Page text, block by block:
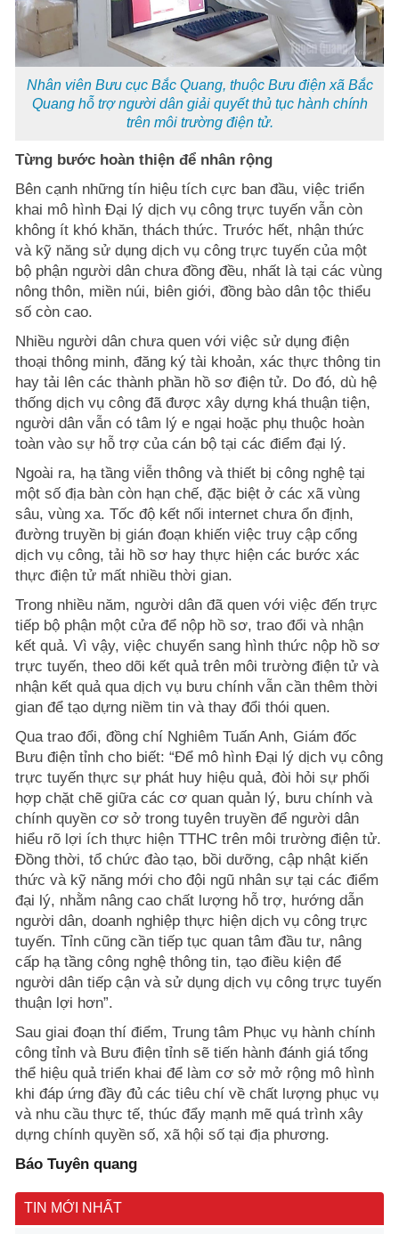
Nhân viên Bưu cục Bắc Quang, thuộc Bưu điện xã Bắc
Quang hỗ trợ người dân giải quyết thủ tục hành chính
trên môi trường điện tử.
Từng bước hoàn thiện để nhân rộng
Bên cạnh những tín hiệu tích cực ban đầu, việc triển
khai mô hình Đại lý dịch vụ công trực tuyến vẫn còn
không ít khó khăn, thách thức. Trước hết, nhận thức
và kỹ năng sử dụng dịch vụ công trực tuyến của một
bộ phận người dân chưa đồng đều, nhất là tại các vùng
nông thôn, miền núi, biên giới, đồng bào dân tộc thiểu
số còn cao.
Nhiều người dân chưa quen với việc sử dụng điện
thoại thông minh, đăng ký tài khoản, xác thực thông tin
hay tải lên các thành phần hồ sơ điện tử. Do đó, dù hệ
thống dịch vụ công đã được xây dựng khá thuận tiện,
người dân vẫn có tâm lý e ngại hoặc phụ thuộc hoàn
toàn vào sự hỗ trợ của cán bộ tại các điểm đại lý.
Ngoài ra, hạ tầng viễn thông và thiết bị công nghệ tại
một số địa bàn còn hạn chế, đặc biệt ở các xã vùng
sâu, vùng xa. Tốc độ kết nối internet chưa ổn định,
đường truyền bị gián đoạn khiến việc truy cập cổng
dịch vụ công, tải hồ sơ hay thực hiện các bước xác
thực điện tử mất nhiều thời gian.
Trong nhiều năm, người dân đã quen với việc đến trực
tiếp bộ phận một cửa để nộp hồ sơ, trao đổi và nhận
kết quả. Vì vậy, việc chuyển sang hình thức nộp hồ sơ
trực tuyến, theo dõi kết quả trên môi trường điện tử và
nhận kết quả qua dịch vụ bưu chính vẫn cần thêm thời
gian để tạo dựng niềm tin và thay đổi thói quen.
Qua trao đổi, đồng chí Nghiêm Tuấn Anh, Giám đốc
Bưu điện tỉnh cho biết: “Để mô hình Đại lý dịch vụ công
trực tuyến thực sự phát huy hiệu quả, đòi hỏi sự phối
hợp chặt chẽ giữa các cơ quan quản lý, bưu chính và
chính quyền cơ sở trong tuyên truyền để người dân
hiểu rõ lợi ích thực hiện TTHC trên môi trường điện tử.
Đồng thời, tổ chức đào tạo, bồi dưỡng, cập nhật kiến
thức và kỹ năng mới cho đội ngũ nhân sự tại các điểm
đại lý, nhằm nâng cao chất lượng hỗ trợ, hướng dẫn
người dân, doanh nghiệp thực hiện dịch vụ công trực
tuyến. Tỉnh cũng cần tiếp tục quan tâm đầu tư, nâng
cấp hạ tầng công nghệ thông tin, tạo điều kiện để
người dân tiếp cận và sử dụng dịch vụ công trực tuyến
thuận lợi hơn”.
Sau giai đoạn thí điểm, Trung tâm Phục vụ hành chính
công tỉnh và Bưu điện tỉnh sẽ tiến hành đánh giá tổng
thể hiệu quả triển khai để làm cơ sở mở rộng mô hình
khi đáp ứng đầy đủ các tiêu chí về chất lượng phục vụ
và nhu cầu thực tế, thúc đẩy mạnh mẽ quá trình xây
dựng chính quyền số, xã hội số tại địa phương.
Báo Tuyên quang
TIN MỚI NHẤT